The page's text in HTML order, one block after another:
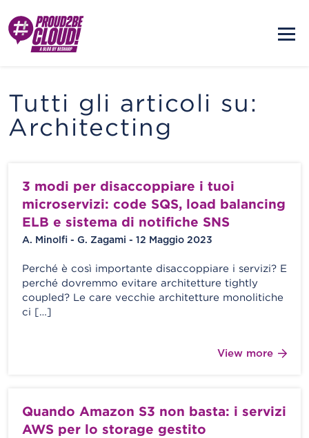
Tutti gli articoli su:
Architecting
3 modi per disaccoppiare i tuoi
microservizi: code SQS, load balancing
ELB e sistema di notifiche SNS
A. Minolfi - G. Zagami - 12 Maggio 2023
Perché è così importante disaccoppiare i servizi? E
perché dovremmo evitare architetture tightly
coupled? Le care vecchie architetture monolitiche
ci […]
View more
Quando Amazon S3 non basta: i servizi
AWS per lo storage gestito